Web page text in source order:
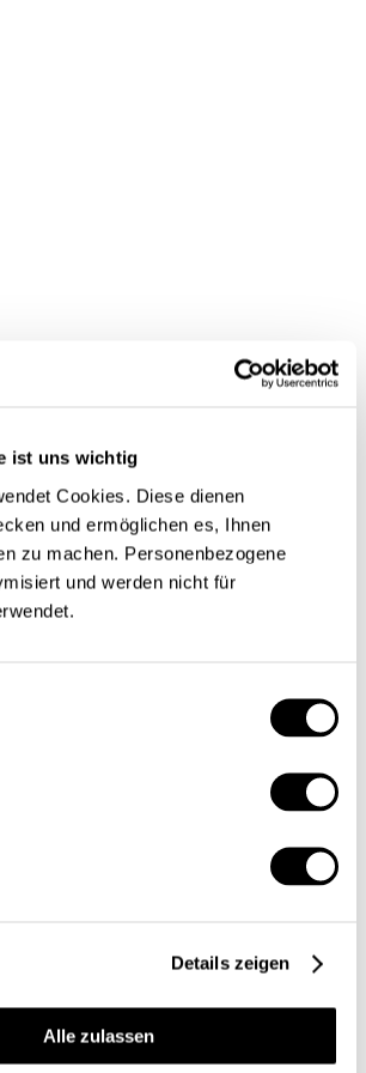
ist uns wichtig
Cookies. Diese dienen
und ermöglichen es, Ihnen
zu machen. Personenbezogene
und werden nicht für
Details zeigen
Alle zulassen
in KMU: Potenzial wird oft
UnternehmenWettbewerb
Dahlke,Martin Wörter| 18.04.2023
Mitarbeiter in der
KOF